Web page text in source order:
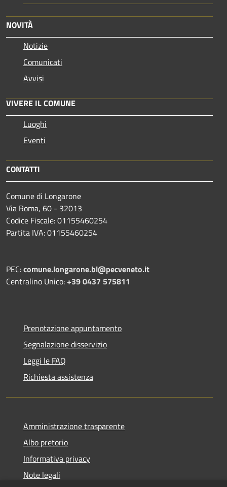
NOVITÀ
Notizie
Comunicati
Avvisi
VIVERE IL COMUNE
Luoghi
Eventi
CONTATTI
Comune di Longarone
Via Roma, 60 - 32013
Codice Fiscale: 01155460254
Partita IVA: 01155460254
PEC:comune.longarone.bl@pecveneto.it
Centralino Unico:+39 0437 575811
Prenotazione appuntamento
Segnalazione disservizio
Leggi le FAQ
Richiesta assistenza
Amministrazione trasparente
Albo pretorio
Informativa privacy
Note legali